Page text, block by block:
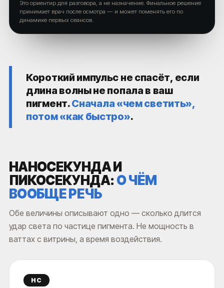
Это ориентир для разговора, а не назначение. Финальное решение
принимает врач после осмотра — и может поменять его по
динамике первых сеансов.
Короткий импульс не спасёт, если
длина волны не попала в ваш
пигмент.Сначала «чем светить»,
потом «как быстро».
НАНОСЕКУНДА И
ПИКОСЕКУНДА:О ЧЁМ
ВООБЩЕ РЕЧЬ
Обе величины описывают одно — сколько длится
удар света по частице пигмента. Не мощность в
ваттах с витрины, а время воздействия.
НС